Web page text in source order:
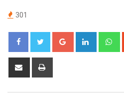
301
Google+ LinkedIn
Share